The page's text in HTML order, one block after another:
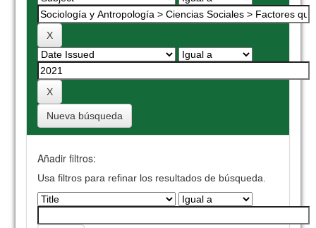
Nueva búsqueda
Añadir filtros:
Usa filtros para refinar los resultados de búsqueda.